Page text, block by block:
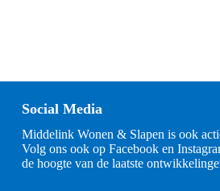
Social Media
Middelink Wonen & Slapen is ook
Volg ons ook op Facebook en
de hoogte van de laatste